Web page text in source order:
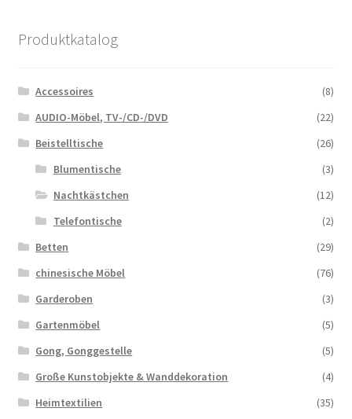
Produktkatalog
Accessoires
(8)
AUDIO-Möbel, TV-/CD-/DVD
(22)
Beistelltische
(26)
Blumentische
(3)
Nachtkästchen
(12)
Telefontische
(2)
Betten
(29)
chinesische Möbel
(76)
Garderoben
(3)
Gartenmöbel
(5)
Gong, Gonggestelle
(5)
Große Kunstobjekte & Wanddekoration
(4)
Heimtextilien
(35)